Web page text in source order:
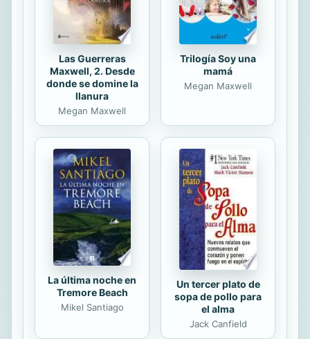
todas las ...
Las Guerreras
Maxwell, 2. Desde
donde se domine la
llanura
Megan Maxwell
Trilogía Soy una
mamá
Megan Maxwell
La última noche en
Tremore Beach
Mikel Santiago
Un tercer plato de
sopa de pollo para
el alma
Jack Canfield